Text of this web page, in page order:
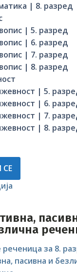
| 8. разред
| 5. разред
| 6. разред
| 7. разред
| 8. разред
| 5.
| 6.
| 7.
| 8.
СЕ
реченица за 8.
пасивна и